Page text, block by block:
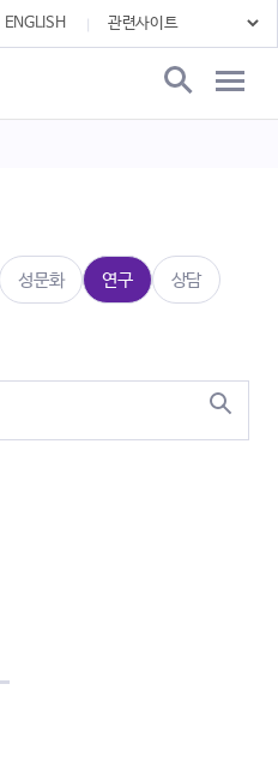
ENGLISH
성문화 연구 상담